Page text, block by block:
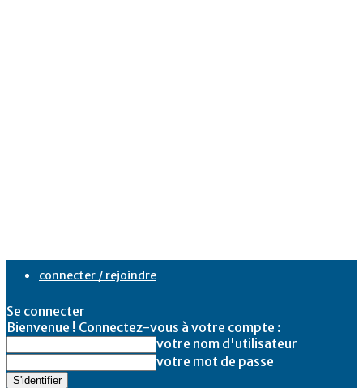
connecter / rejoindre
Se connecter
Bienvenue ! Connectez-vous à votre compte :
votre nom d'utilisateur
votre mot de passe